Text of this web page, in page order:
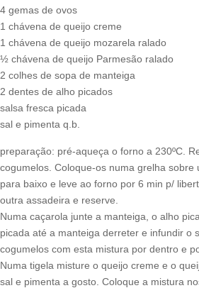
4 gemas de ovos
1 chávena de queijo creme
1 chávena de queijo mozarela ralado
½ chávena de queijo Parmesão ralado
2 colhes de sopa de manteiga
2 dentes de alho picados
salsa fresca picada
sal e pimenta q.b.
preparação: pré-aqueça o forno a 230ºC.
cogumelos. Coloque-os numa grelha sobre
para baixo e leve ao forno por 6 min p/
outra assadeira e reserve.
Numa caçarola junte a manteiga, o alho
picada até a manteiga derreter e infundir o
cogumelos com esta mistura por dentro e
Numa tigela misture o queijo creme e o
sal e pimenta a gosto. Coloque a mistura